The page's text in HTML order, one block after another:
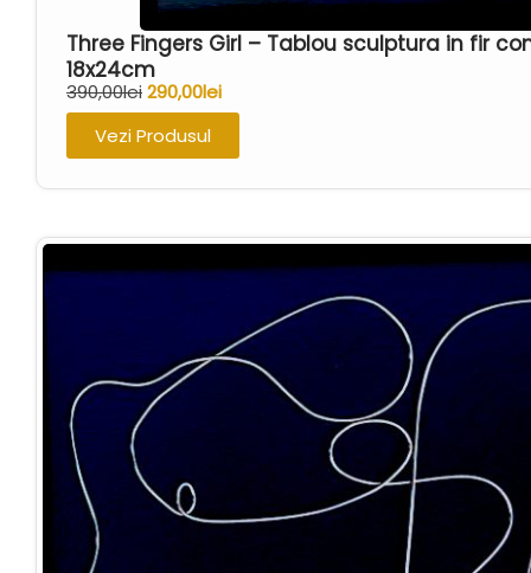
Three Fingers Girl – Tablou sculptura in fir
18x24cm
390,00lei290,00lei
Vezi Produsul